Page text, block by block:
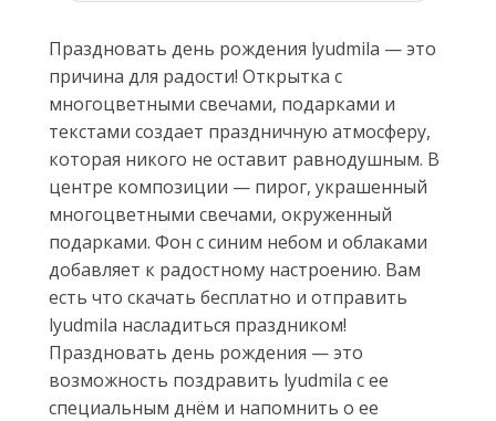
Праздновать день рождения lyudmila — это
причина для радости! Открытка с
многоцветными свечами, подарками и
текстами создает праздничную атмосферу,
которая никого не оставит равнодушным. В
центре композиции — пирог, украшенный
многоцветными свечами, окруженный
подарками. Фон с синим небом и облаками
добавляет к радостному настроению. Вам
есть что скачать бесплатно и отправить
lyudmila насладиться праздником!
Праздновать день рождения — это
возможность поздравить lyudmila с ее
специальным днём и напомнить о ее